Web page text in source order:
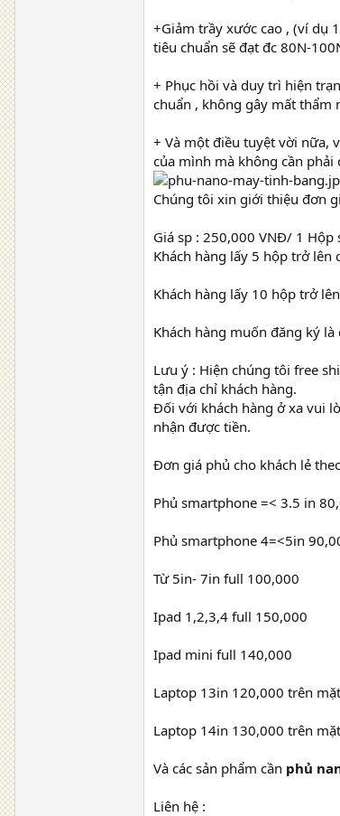
+Giảm trầy xước cao , (ví dụ
tiêu chuẩn sẽ đạt đc 80N-
+ Phục hồi và duy trì hiện
chuẩn , không gây mất thẩm
+ Và một điều tuyệt vời nữa,
của mình mà không cần
Chúng tôi xin giới thiệu đơn
Giá sp : 250,000 VNĐ/ 1 Hộp
Khách hàng lấy 5 hộp trở lên
Khách hàng lấy 10 hộp trở
Khách hàng muốn đăng ký
Lưu ý : Hiện chúng tôi free
tận địa chỉ khách hàng.
Đối với khách hàng ở xa vui
nhận được tiền.
Đơn giá phủ cho khách lẻ
Phủ smartphone =< 3.5 in
Phủ smartphone 4=<5in
Từ 5in- 7in full 100,000
Ipad 1,2,3,4 full 150,000
Ipad mini full 140,000
Laptop 13in 120,000 trên mặt
Laptop 14in 130,000 trên mặt
Và các sản phẩm cần phủ
Liên hệ :